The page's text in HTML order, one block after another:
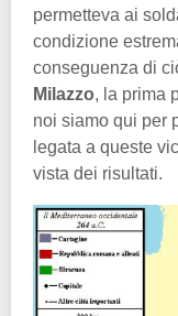
permetteva ai
condizione
conseguenza di
Milazzo, la prima
noi siamo qui per
legata a queste
vista dei risultati.